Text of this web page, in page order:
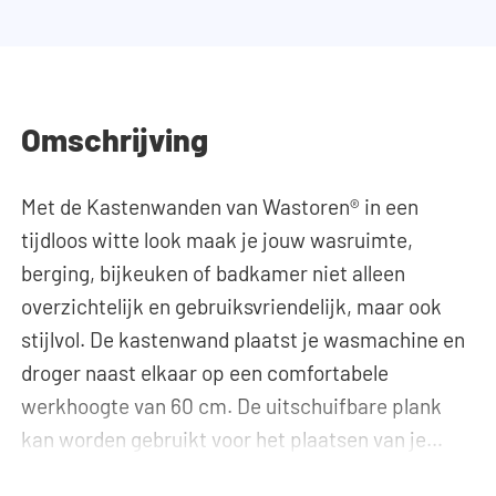
Omschrijving
Met de Kastenwanden van Wastoren® in een
tijdloos witte look maak je jouw wasruimte,
berging, bijkeuken of badkamer niet alleen
overzichtelijk en gebruiksvriendelijk, maar ook
stijlvol. De kastenwand plaatst je wasmachine en
droger naast elkaar op een comfortabele
werkhoogte van 60 cm. De uitschuifbare plank
kan worden gebruikt voor het plaatsen van je